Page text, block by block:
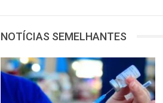
NOTÍCIAS SEMELHANTES